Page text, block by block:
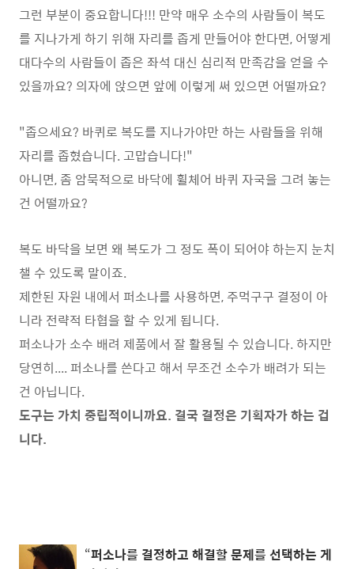
그런 부분이 중요합니다!!! 만약 매우 소수의 사람들이 복도
를 지나가게 하기 위해 자리를 좁게 만들어야 한다면, 어떻게
대다수의 사람들이 좁은 좌석 대신 심리적 만족감을 얻을 수
있을까요? 의자에 앉으면 앞에 이렇게 써 있으면 어떨까요?
"좁으세요? 바퀴로 복도를 지나가야만 하는 사람들을 위해
자리를 좁혔습니다. 고맙습니다!"
아니면, 좀 암묵적으로 바닥에 휠체어 바퀴 자국을 그려 놓는
건 어떨까요?
복도 바닥을 보면 왜 복도가 그 정도 폭이 되어야 하는지 눈치
챌 수 있도록 말이죠.
제한된 자원 내에서 퍼소나를 사용하면, 주먹구구 결정이 아
니라 전략적 타협을 할 수 있게 됩니다.
퍼소나가 소수 배려 제품에서 잘 활용될 수 있습니다. 하지만
당연히.... 퍼소나를 쓴다고 해서 무조건 소수가 배려가 되는
건 아닙니다.
도구는 가치 중립적이니까요. 결국 결정은 기획자가 하는 겁
니다.
“퍼소나를 결정하고 해결할 문제를 선택하는 게